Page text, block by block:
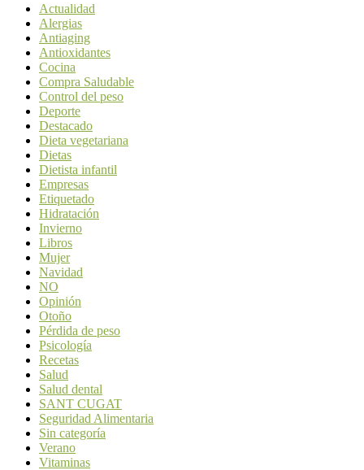
Actualidad
Alergias
Antiaging
Antioxidantes
Cocina
Compra Saludable
Control del peso
Deporte
Destacado
Dieta vegetariana
Dietas
Dietista infantil
Empresas
Etiquetado
Hidratación
Invierno
Libros
Mujer
Navidad
NO
Opinión
Otoño
Pérdida de peso
Psicología
Recetas
Salud
Salud dental
SANT CUGAT
Seguridad Alimentaria
Sin categoría
Verano
Vitaminas